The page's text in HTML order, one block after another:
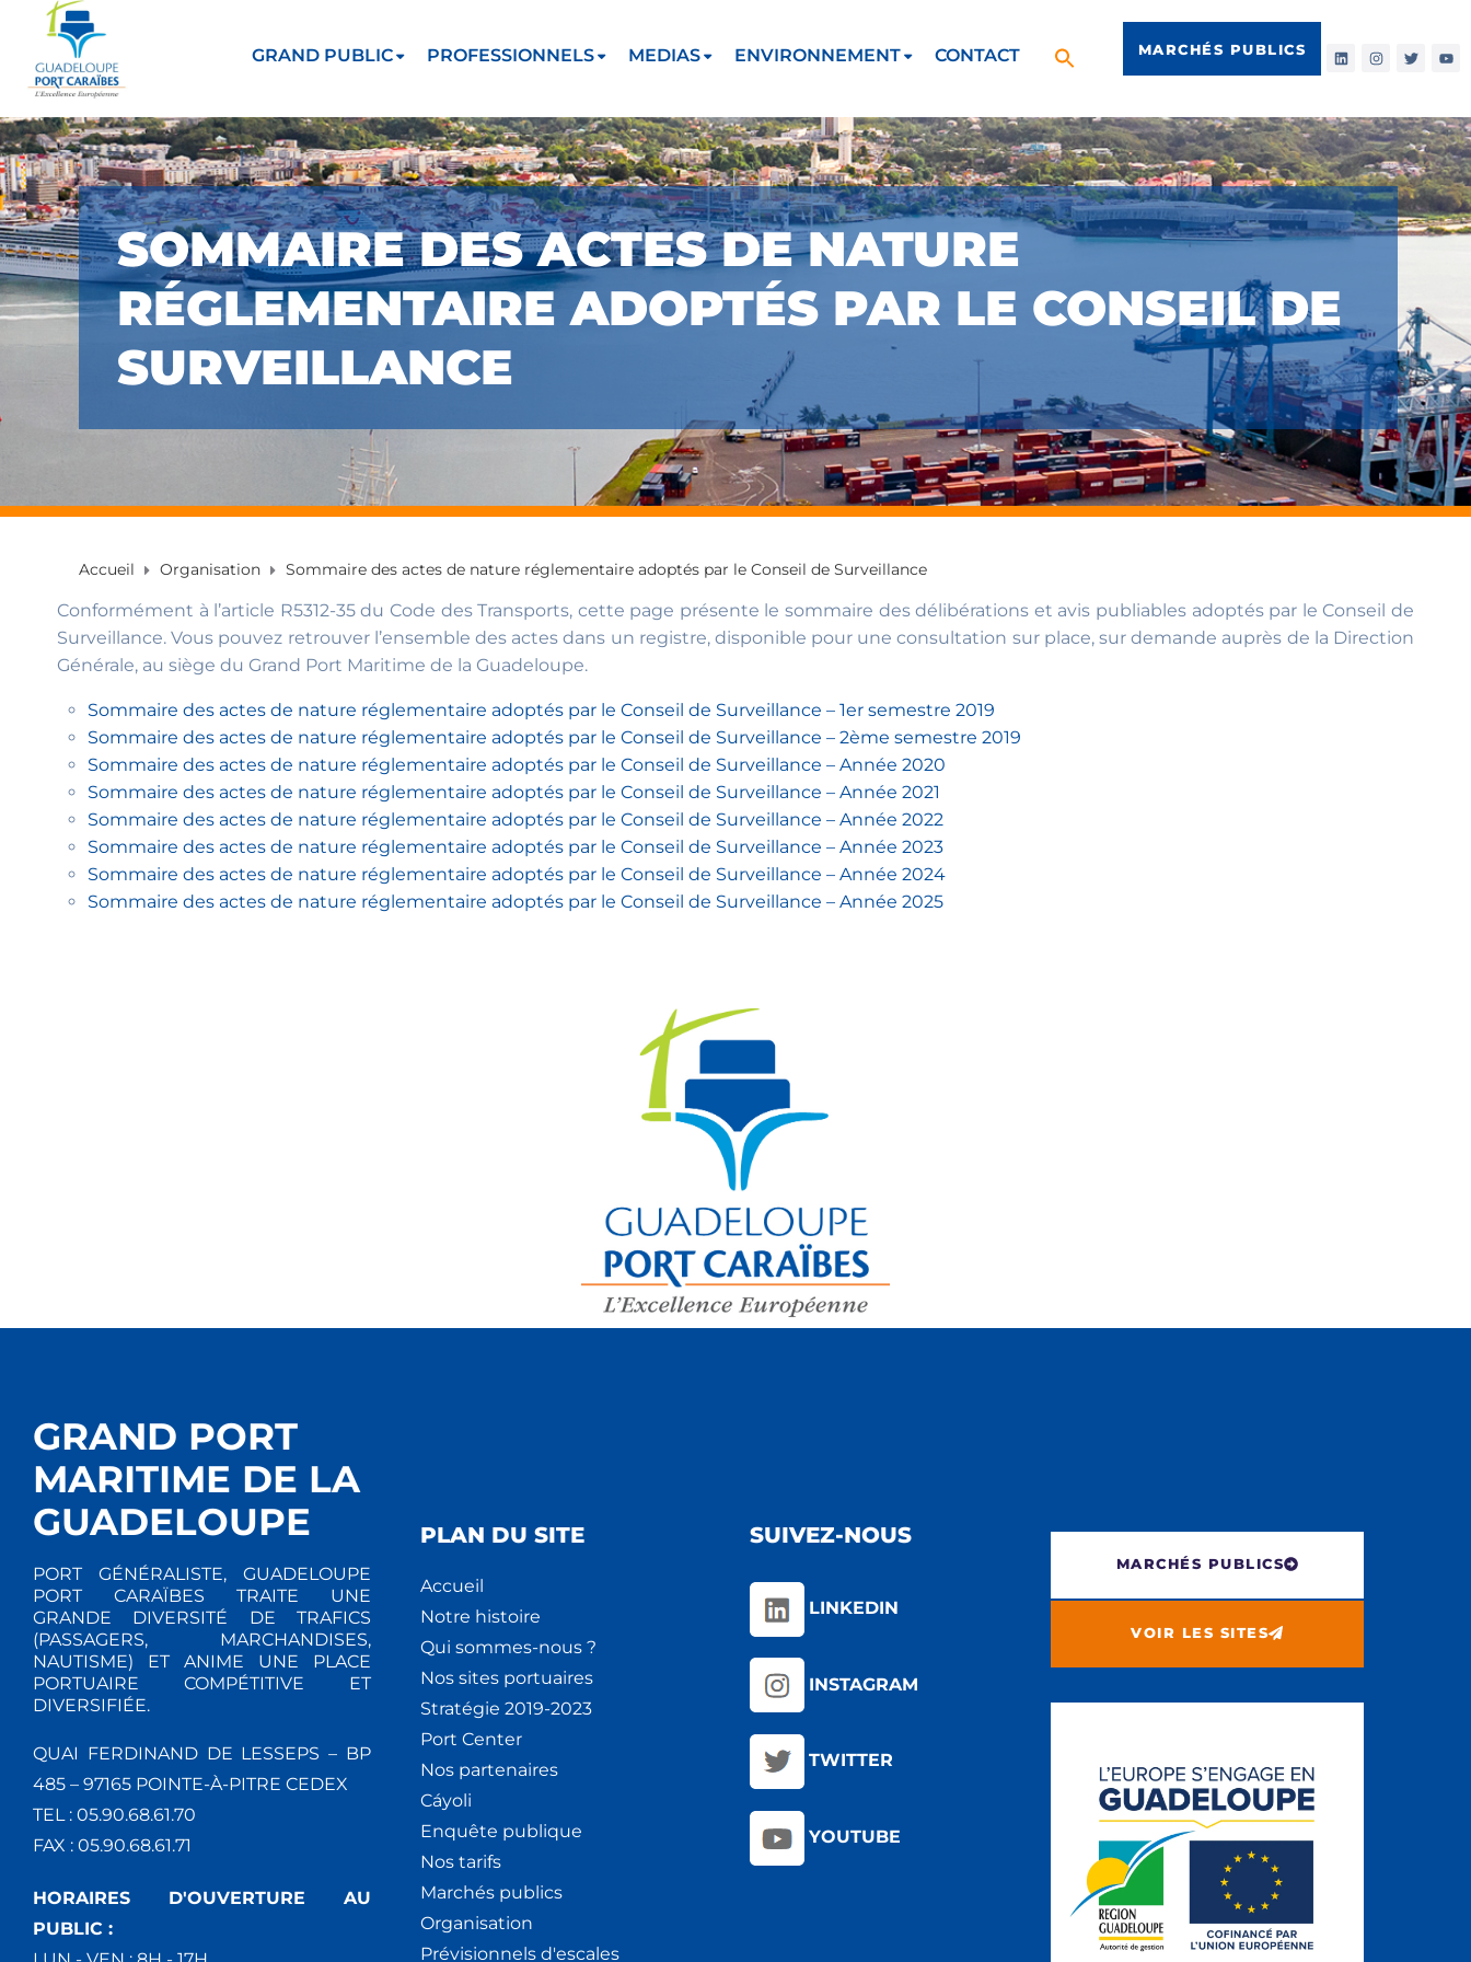
GRAND PUBLIC PROFESSIONNELS MEDIAS ENVIRONNEMENT CONTACT MARCHÉS PUBLICS
SOMMAIRE DES ACTES DE NATURE
RÉGLEMENTAIRE ADOPTÉS PAR LE CONSEIL DE
SURVEILLANCE
Accueil Organisation Sommaire des actes de nature réglementaire adoptés par le Conseil de Surveillance
Conformément à l’article R5312-35 du Code des Transports, cette page présente le sommaire des délibérations et avis publiables adoptés par le Conseil de
Surveillance. Vous pouvez retrouver l’ensemble des actes dans un registre, disponible pour une consultation sur place, sur demande auprès de la Direction
Générale, au siège du Grand Port Maritime de la Guadeloupe.
Sommaire des actes de nature réglementaire adoptés par le Conseil de Surveillance – 1er semestre 2019
Sommaire des actes de nature réglementaire adoptés par le Conseil de Surveillance – 2ème semestre 2019
Sommaire des actes de nature réglementaire adoptés par le Conseil de Surveillance – Année 2020
Sommaire des actes de nature réglementaire adoptés par le Conseil de Surveillance – Année 2021
Sommaire des actes de nature réglementaire adoptés par le Conseil de Surveillance – Année 2022
Sommaire des actes de nature réglementaire adoptés par le Conseil de Surveillance – Année 2023
Sommaire des actes de nature réglementaire adoptés par le Conseil de Surveillance – Année 2024
Sommaire des actes de nature réglementaire adoptés par le Conseil de Surveillance – Année 2025
GRAND PORT
MARITIME DE LA
GUADELOUPE
PORT GÉNÉRALISTE, GUADELOUPE
PORT CARAÏBES TRAITE UNE
GRANDE DIVERSITÉ DE TRAFICS
(PASSAGERS, MARCHANDISES,
NAUTISME) ET ANIME UNE PLACE
PORTUAIRE COMPÉTITIVE ET
DIVERSIFIÉE.
QUAI FERDINAND DE LESSEPS – BP
485 – 97165 POINTE-À-PITRE CEDEX
TEL : 05.90.68.61.70
FAX : 05.90.68.61.71
HORAIRES D'OUVERTURE AU
PUBLIC :
PLAN DU SITE
Accueil
Notre histoire
Qui sommes-nous ?
Nos sites portuaires
Stratégie 2019-2023
Port Center
Nos partenaires
Cáyoli
Enquête publique
Nos tarifs
Marchés publics
Organisation
Prévisionnels d'escales
SUIVEZ-NOUS
LINKEDIN
INSTAGRAM
TWITTER
YOUTUBE
MARCHÉS PUBLICS
VOIR LES SITES